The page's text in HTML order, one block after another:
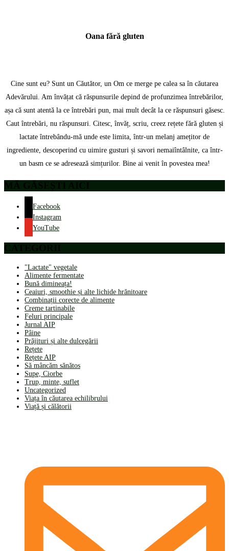
Oana fără gluten
Cine sunt eu? Sunt un Căutător, un Om ce merge pe calea sa în căutarea
Adevărului. Am învățat că răspunsurile depind de profunzimea întrebărilor,
așa că sunt atentă la ce întrebări pun, mai mult decât la ce răspunsuri găsesc.
Caut întrebări, nu răspunsuri. Citesc, învăț, scriu, creez rețete fără gluten și
lactate întrebându-mă unde este limita, într-un melanj amețitor de
ingrediente, descoperind cu uimire gusturi și savori nemaiîntâlnite, ca într-
un basm ce se adresează simțurilor. Bine ai venit în povestea mea!
MĂ GĂSEȘTI AICI
Facebook
Instagram
YouTube
CATEGORII
"Lactate" vegetale
Alimente fermentate
Bună dimineața!
Ceaiuri, smoothie și alte lichide hrănitoare
Combinații corecte de alimente
Creme tartinabile
Feluri principale
Jurnal AIP
Pâine
Prăjituri și alte dulcegării
Rețete
Rețete AIP
Să mâncăm sănătos
Supe, Ciorbe
Trup, minte, suflet
Uncategorized
Viața în căutarea echilibrului
Viață și călătorii